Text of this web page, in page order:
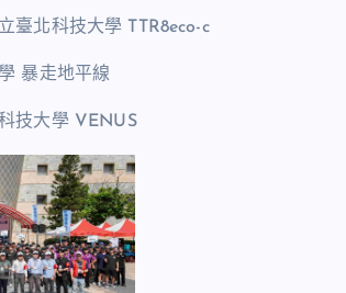
臺北科技大學 TTR8eco-c
暴走地平線
技大學 VENUS